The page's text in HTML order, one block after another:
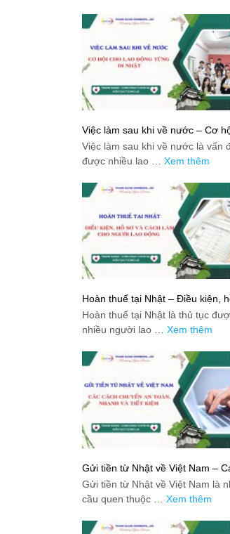
Việc làm sau khi về nước – Cơ
lao động từng đi Nhật
Việc làm sau khi về nước là vấn
được nhiều lao … Xem thêm
Hoàn thuế tại Nhật – Điều kiện,
và cách làm cho người lao động
Hoàn thuế tại Nhật là thủ tục
nhiều người lao … Xem thêm
Gửi tiền từ Nhật về Việt Nam –
cách chuyển an toàn, nhanh và
kiệm
Gửi tiền từ Nhật về Việt Nam là
cầu quen thuộc … Xem thêm